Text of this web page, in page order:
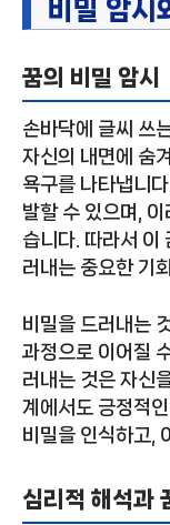
비밀 암시
꿈의 비밀 암시
손바닥에 글씨 쓰
자신의 내면에 숨
욕구를 나타냅니
발할 수 있으며,
습니다. 따라서 이
러내는 중요한 기
비밀을 드러내는
과정으로 이어질
러내는 것은 자신
계에서도 긍정적
비밀을 인식하고,
심리적 해석과